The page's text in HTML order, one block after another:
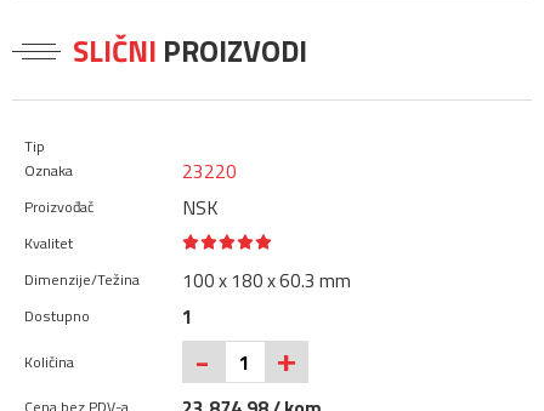
SLIČNI PROIZVODI
23220
NSK
100 x 180 x 60.3 mm
1
- +